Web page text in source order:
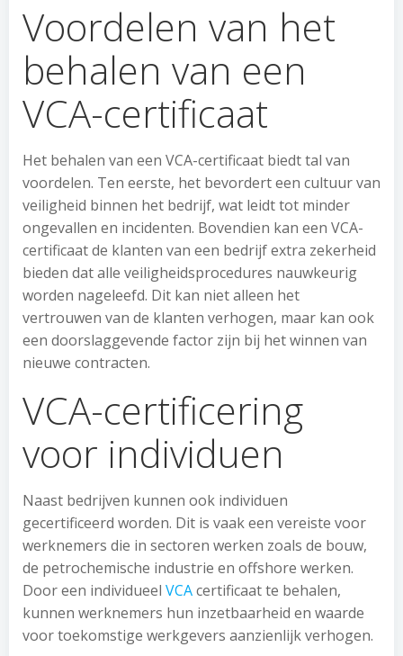
Voordelen van het
behalen van een
VCA-certificaat
Het behalen van een VCA-certificaat biedt tal van
voordelen. Ten eerste, het bevordert een cultuur van
veiligheid binnen het bedrijf, wat leidt tot minder
ongevallen en incidenten. Bovendien kan een VCA-
certificaat de klanten van een bedrijf extra zekerheid
bieden dat alle veiligheidsprocedures nauwkeurig
worden nageleefd. Dit kan niet alleen het
vertrouwen van de klanten verhogen, maar kan ook
een doorslaggevende factor zijn bij het winnen van
nieuwe contracten.
VCA-certificering
voor individuen
Naast bedrijven kunnen ook individuen
gecertificeerd worden. Dit is vaak een vereiste voor
werknemers die in sectoren werken zoals de bouw,
de petrochemische industrie en offshore werken.
Door een individueel VCAcertificaat te behalen,
kunnen werknemers hun inzetbaarheid en waarde
voor toekomstige werkgevers aanzienlijk verhogen.